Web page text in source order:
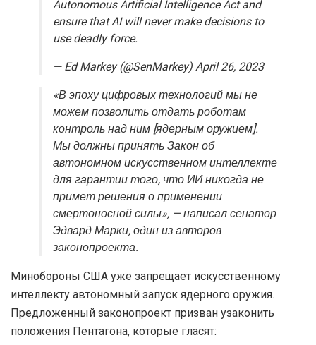
Autonomous Artificial Intelligence Act and
ensure that AI will never make decisions to
use deadly force.
— Ed Markey (@SenMarkey) April 26, 2023
«В эпоху цифровых технологий мы не
можем позволить отдать роботам
контроль над ним [ядерным оружием].
Мы должны принять Закон об
автономном искусственном интеллекте
для гарантии того, что ИИ никогда не
примет решения о применении
смертоносной силы», — написал сенатор
Эдвард Марки, один из авторов
законопроекта.
Минобороны США уже запрещает искусственному
интеллекту автономный запуск ядерного оружия.
Предложенный законопроект призван узаконить
положения Пентагона, которые гласят: